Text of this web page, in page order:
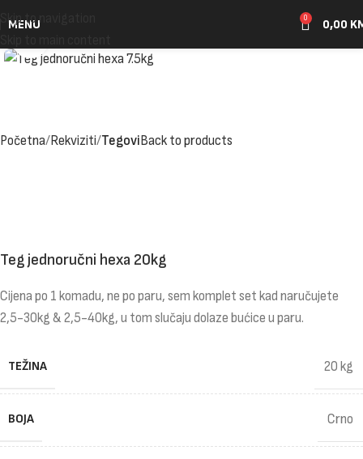
Skip to navigation
MENU 0 0,00
Početna Rekviziti TegoviBack to products
Teg jednoručni hexa 20kg
Cijena po 1 komadu, ne po paru, sem komplet set kad naručujete
2,5-30kg & 2,5-40kg, u tom slučaju dolaze bućice u paru.
TEŽINA 20 kg
BOJA Crno